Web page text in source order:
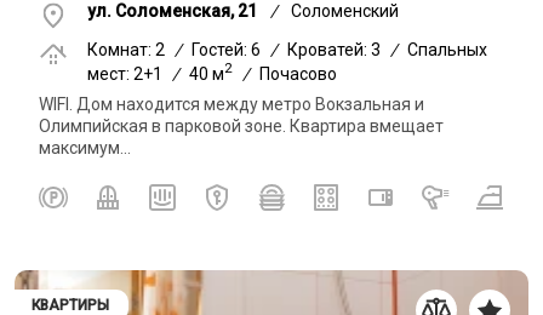
ул. Соломенская, 21 /
Соломенский
Комнат: 2 / Гостей: 6 / Кроватей: 3 / Спальных
мест: 2+1
/ 40 м2 /
Почасово
WIFI. Дом находится между метро Вокзальная и
Олимпийская в парковой зоне. Квартира вмещает
максимум...
КВАРТИРЫ